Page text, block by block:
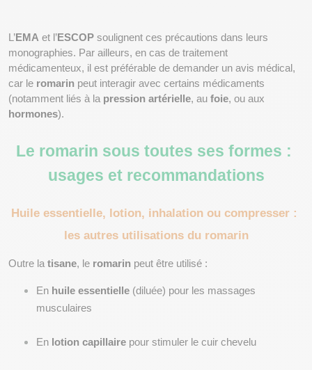
L’EMA et l’ESCOP soulignent ces précautions dans leurs
monographies. Par ailleurs, en cas de traitement
médicamenteux, il est préférable de demander un avis médical,
car le romarin peut interagir avec certains médicaments
(notamment liés à la pression artérielle, au foie
hormones).
Le romarin sous toutes ses formes :
usages et recommandations
Huile essentielle, lotion, inhalation ou compresser :
les autres utilisations du romarin
Outre la tisane, le romarin peut être utilisé :
En huile essentielle (diluée) pour les massages
musculaires
En lotion capillaire pour stimuler le cuir chevelu